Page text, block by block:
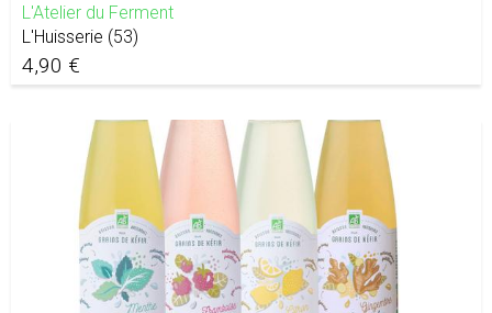
L'Atelier du Ferment
L'Huisserie (53)
4,90 €